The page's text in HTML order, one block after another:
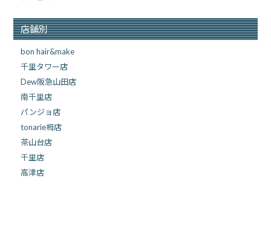
店舗別
bon hair&make
千里タワー店
Dew阪急山田店
南千里店
パンジョ店
tonarie栂店
茶山台店
千里店
高津店